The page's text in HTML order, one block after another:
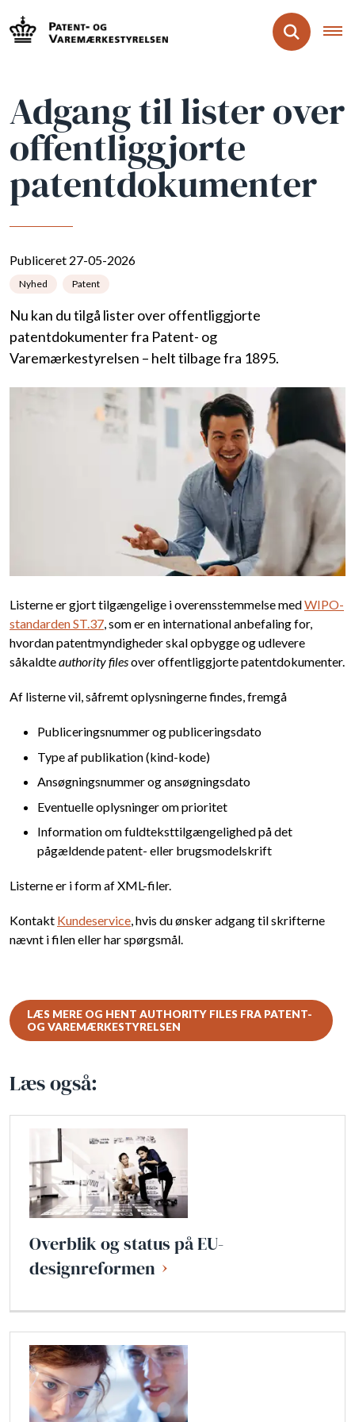
Adgang til lister over
offentliggjorte
patentdokumenter
Publiceret 27-05-2026
Nyhed Patent
Nu kan du tilgå lister over offentliggjorte
patentdokumenter fra Patent- og
Varemærkestyrelsen – helt tilbage fra 1895.
Listerne er gjort tilgængelige i overensstemmelse medWIPO-
standarden ST.37, som er en international anbefaling for,
hvordan patentmyndigheder skal opbygge og udlevere
såkaldteauthority filesover offentliggjorte patentdokumenter.
Af listerne vil, såfremt oplysningerne findes, fremgå
Publiceringsnummer og publiceringsdato
Type af publikation (kind-kode)
Ansøgningsnummer og ansøgningsdato
Eventuelle oplysninger om prioritet
Information om fuldteksttilgængelighed på det
pågældende patent- eller brugsmodelskrift
Listerne er i form af XML-filer.
Kontakt Kundeservice, hvis du ønsker adgang til skrifterne
nævnt i filen eller har spørgsmål.
LÆS MERE OG HENT AUTHORITY FILES FRA PATENT-
OG VAREMÆRKESTYRELSEN
Læs også:
Overblik og status på EU-
designreformen